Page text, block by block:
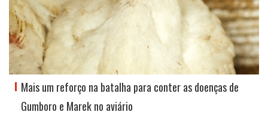
Mais um reforço na batalha para conter as doenças de
Gumboro e Marek no aviário